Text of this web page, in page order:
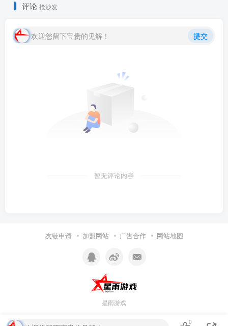
评论 抢沙发
欢迎您留下宝贵的见解！ 提交
暂无评论内容
友链申请 加盟网站 广告合作 网站地图
星雨游戏
0